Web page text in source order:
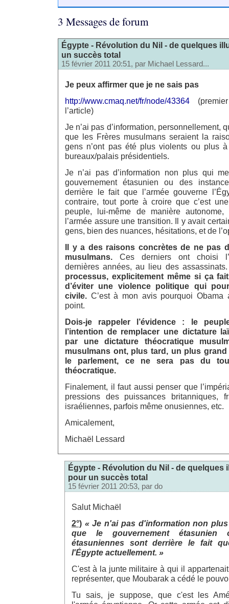
3 Messages de forum
Égypte - Révolution du Nil - de quelques
un succès total
15 février 2011 20:51, par Michael Lessard...
Je peux affirmer que je ne sais pas
http://www.cmaq.net/fr/node/43364
l’article)
Je n’ai pas d’information, personnellement,
que les Frères musulmans seraient la
gens n’ont pas été plus violents ou plus à
bureaux/palais présidentiels.
Je n’ai pas d’information non plus qui
gouvernement étasunien ou des
derrière le fait que l’armée gouverne
contraire, tout porte à croire que c’est
peuple, lui-même de manière
l’armée assure une transition. Il y avait
gens, bien des nuances, hésitations, et de
Il y a des raisons concrètes de ne pas
musulmans.
Ces derniers ont choisi
dernières années, au lieu des
processus, explicitement même si ça
d’éviter une violence politique qui
civile.
C’est à mon avis pourquoi
point.
Dois-je rappeler l’évidence : le
l’intention de remplacer une dictature
par une dictature théocratique
musulmans ont, plus tard, un plus grand
le parlement, ce ne sera pas du
théocratique.
Finalement, il faut aussi penser que
pressions des puissances britanniques,
israéliennes, parfois même onusiennes, etc.
Amicalement,
Michaël Lessard
Égypte - Révolution du Nil - de quelques
pour un succès total
15 février 2011 20:53, par do
Salut Michaël
2°) « Je n'ai pas d'information non
que le gouvernement étasunien
étasuniennes sont derrière le fait
l'Égypte actuellement. »
C'est à la junte militaire à qui il
représenter, que Moubarak a cédé le
Tu sais, je suppose, que c'est les